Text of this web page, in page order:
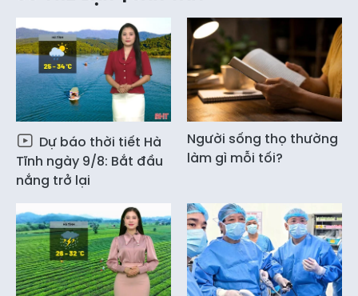
Dự báo thời tiết Hà
Tĩnh ngày 9/8: Bắt đầu
nắng trở lại
Người sống thọ thường
làm gì mỗi tối?